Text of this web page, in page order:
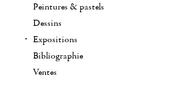
Peintures & pastels
Dessins
Expositions
Bibliographie
Ventes